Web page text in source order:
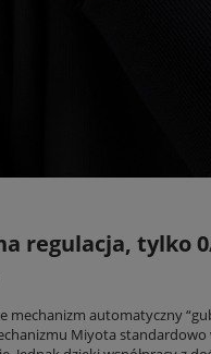
regulacja, tylko
mechanizm automatyczny
Miyota standardowo